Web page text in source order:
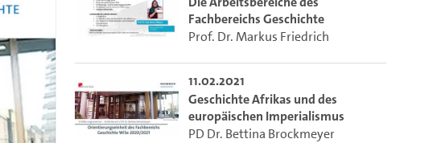
Fachbereichs Geschichte
Prof. Dr. Markus Friedrich
11.02.2021
Geschichte Afrikas und des
europäischen Imperialismus
PD Dr. Bettina Brockmeyer